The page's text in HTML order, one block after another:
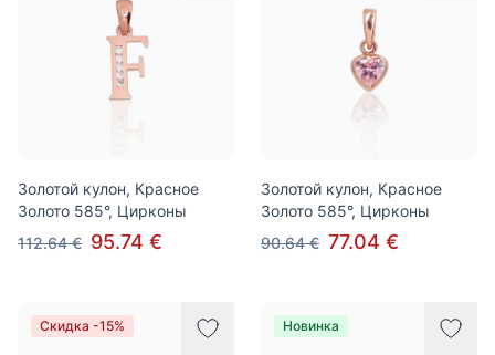
Золотой кулон, Красное
Золото 585°, Цирконы
112.64 € 95.74 €
Золотой кулон, Красное
Золото 585°, Цирконы
90.64 € 77.04 €
Скидка -15% Новинка